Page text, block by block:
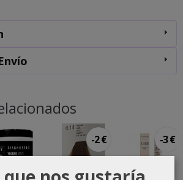
-2 € -3 €